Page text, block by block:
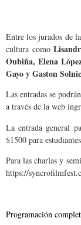
Entre los jurados de
cultura como
Oubiña, Elena
Gayo y Gaston
Las entradas se
a través de la web
La entrada general
$1500 para
Para las charlas y
https://
Programación